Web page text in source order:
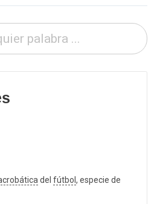
del fútbol , especie de